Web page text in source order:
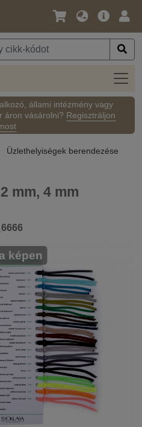
Nyelv
Pénznem
Fő
állami intézmény vagy
áron vásárolni? Regisztráljon
Üzlethelyiségek berendezése
mm, 4 mm
képen